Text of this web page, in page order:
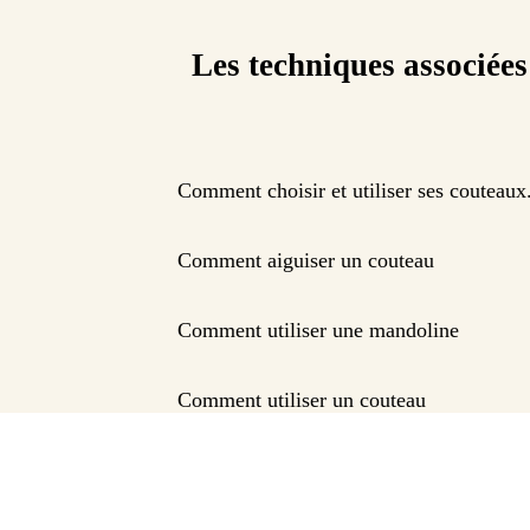
Les techniques associées
Comment choisir et utiliser ses
Comment aiguiser un couteau
Comment utiliser une mandoline
Comment utiliser un couteau